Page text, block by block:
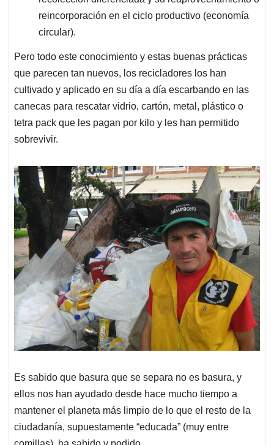
reincorporación en el ciclo productivo (economía
circular).
Pero todo este conocimiento y estas buenas prácticas
que parecen tan nuevos, los recicladores los han
cultivado y aplicado en su día a día escarbando en las
canecas para rescatar vidrio, cartón, metal, plástico o
tetra pack que les pagan por kilo y les han permitido
sobrevivir.
Es sabido que basura que se separa no es basura, y
ellos nos han ayudado desde hace mucho tiempo a
mantener el planeta más limpio de lo que el resto de la
ciudadanía, supuestamente “educada” (muy entre